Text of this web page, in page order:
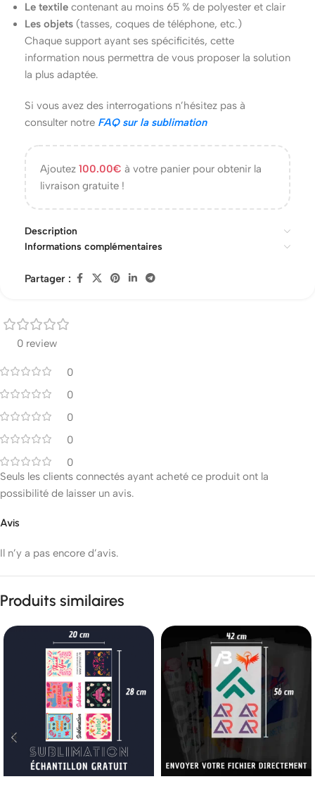
Le textile contenant au moins 65 % de polyester et clair
Les objets (tasses, coques de téléphone, etc.)
Chaque support ayant ses spécificités, cette
information nous permettra de vous proposer la solution
la plus adaptée.
Si vous avez des interrogations n’hésitez pas à
consulter notre FAQ sur la sublimation
Ajoutez 100.00€ à votre panier pour obtenir la
livraison gratuite !
Description
Informations complémentaires
Partager :
0 review
0
0
0
0
0
Avis
Il n’y a pas encore d’avis.
Seuls les clients connectés ayant acheté ce produit ont la
possibilité de laisser un avis.
Produits similaires